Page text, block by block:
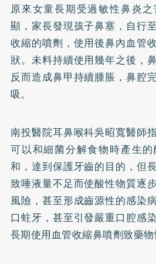
原來女童長期受過敏性鼻炎
顯，家長發現孩子鼻塞，自行
收縮的噴劑，使用後鼻內血管
狀。未料持續使用幾年之後，
反而造成鼻甲持續腫脹，鼻腔
吸。
南投醫院耳鼻喉科吳昭寬醫師
可以和細菌分解食物時產生
和，達到保護牙齒的目的，但
致唾液量不足而使酸性物質逐
風險，甚至形成齒源性的感染
口蛀牙，甚至引發嚴重口腔感
長期使用血管收縮鼻噴劑致藥物